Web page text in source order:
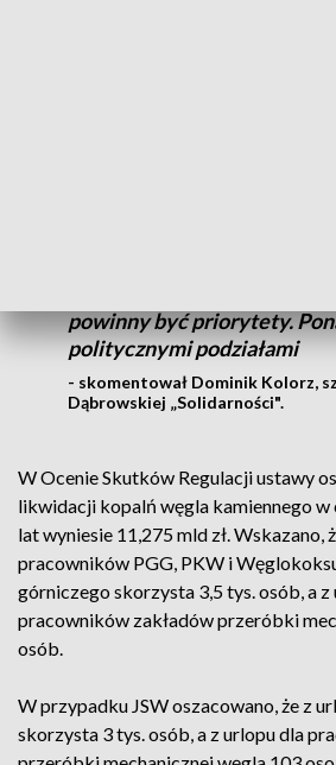
powinny być priorytety.
politycznymi podziałami
- skomentował Dominik Kolorz,
Dąbrowskiej „Solidarności".
W Ocenie Skutków Regulacji ustawy
likwidacji kopalń węgla kamiennego w
lat wyniesie 11,275 mld zł. Wskazano,
pracowników PGG, PKW i
górniczego skorzysta 3,5 tys. osób, a z
pracowników zakładów przeróbki
osób.
W przypadku JSW oszacowano, że z
skorzysta 3 tys. osób, a z urlopu dla